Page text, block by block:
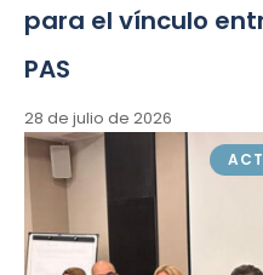
para el vínculo
PAS
28 de julio de 2026